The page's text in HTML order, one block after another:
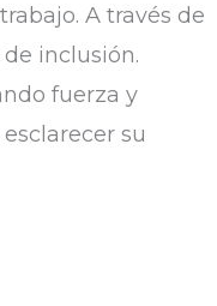
A través de
inclusión.
fuerza y
su